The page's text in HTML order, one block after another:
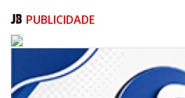
PUBLICIDADE